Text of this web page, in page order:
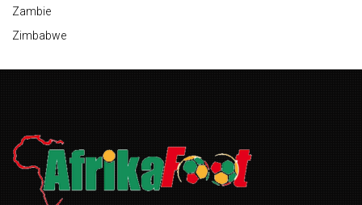
Zambie
Zimbabwe